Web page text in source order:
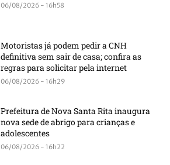
06/08/2026 - 16h58
Motoristas já podem pedir a CNH
definitiva sem sair de casa; confira as
regras para solicitar pela internet
06/08/2026 - 16h29
Prefeitura de Nova Santa Rita inaugura
nova sede de abrigo para crianças e
adolescentes
06/08/2026 - 16h22